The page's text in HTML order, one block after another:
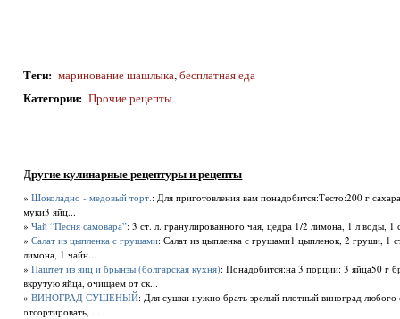
Теги: маринование шашлыка,бесплатная еда
Категории: Прочие рецепты
Другие кулинарные рецептуры и рецепты
»Шоколадно - медовый торт. : Для приготовления вам понадобится:Тесто:200 г
муки3 яйц...
»Чай “Песня самовара”: 3 ст. л. гранулированного чая, цедра 1/2 лимона, 1 л воды, 1
»Салат из цыпленка с грушами: Салат из цыпленка с грушами1 цыпленок, 2 груши, 1
лимона, 1 чайн...
»Паштет из яиц и брынзы (болгарская кухня): Понадобится:на 3 порции: 3 яйца50 г
вкрутую яйца, очищаем от ск...
»ВИНОГРАД СУШЕНЫЙ: Для сушки нужно брать зрелый плотный виноград
отсортировать, ...